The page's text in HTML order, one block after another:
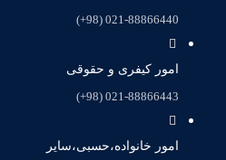
021-88866440 (98+)
امور کیفری و حقوقی
021-88866443 (98+)
امور خانواده،حسبی،سایر